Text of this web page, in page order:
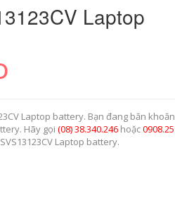
Laptop
Laptop battery. Bạn đang băn
Hãy gọi(08) 38.340.246 hoặc
Laptop battery.